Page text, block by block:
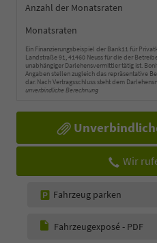
Anzahl der Monatsraten
Monatsraten
Ein Finanzierungsbeispiel der Bank11 für
Landstraße 91, 41460 Neuss für die der
unabhängiger Darlehensvermittler tätig ist.
Angaben stellen zugleich das repräsentative
dar. Nach Vertragsschluss steht dem
unverbindliche Berechnung
Wir
Fahrzeug parken
Fahrzeugexposé - PDF